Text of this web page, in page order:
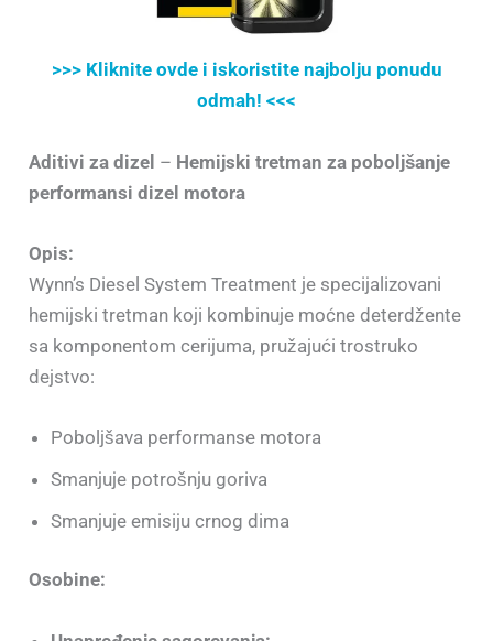
>>> Kliknite ovde i iskoristite najbolju ponudu
odmah! <<<
Aditivi za dizel – Hemijski tretman za poboljšanje
performansi dizel motora
Opis:
Wynn’s Diesel System Treatment je specijalizovani
hemijski tretman koji kombinuje moćne deterdžente
sa komponentom cerijuma, pružajući trostruko
dejstvo:
Poboljšava performanse motora
Smanjuje potrošnju goriva
Smanjuje emisiju crnog dima
Osobine: